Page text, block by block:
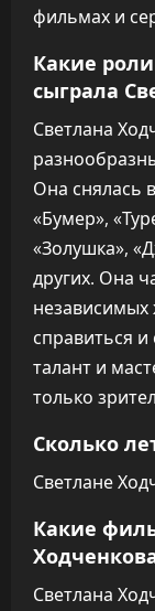
фильмах и
Какие
сыграла
Светлана
Она снялась
«Бумер»,
«Золушка»,
других. Она
справиться и
талант и
только
Сколько
Светлане
Какие
Светлана